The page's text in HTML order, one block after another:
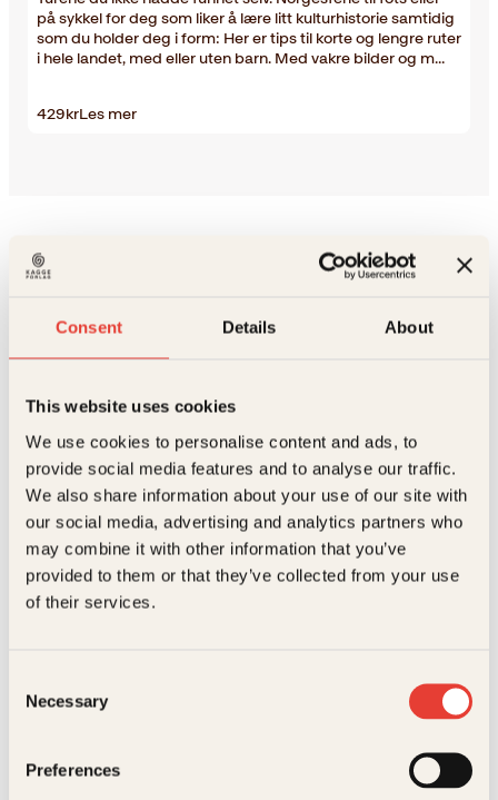
Consent Details About
This website uses cookies
We use cookies to personalise content and ads, to
provide social media features and to analyse our traffic.
We also share information about your use of our site with
our social media, advertising and analytics partners who
may combine it with other information that you’ve
provided to them or that they’ve collected from your use
of their services.
Selection
Necessary
Preferences
på sykkel for deg som liker å lære litt kulturhistorie samtidig
som du holder deg i form: Her er tips til korte og lengre ruter
i hele landet, med eller uten barn. Med vakre bilder og m…
429krLes mer
båtferien</sub>
Eivind Stoud Platou, Johan J. Petersen, Johan Petersen, Kåre
Martens
Stikk og bruk : 88 livsviktige knuter, stikk og
Knuteboka er både en kulturhistorisk, praktisk og nyttig bok
om knuter, om hvordan de fungerer og hvordan du kan lære
deg disse livsviktige knutene. For den som ferdes i fjellet, på